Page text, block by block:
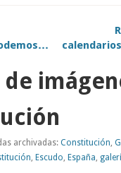
archivadas: Constitución,
, Escudo, España,